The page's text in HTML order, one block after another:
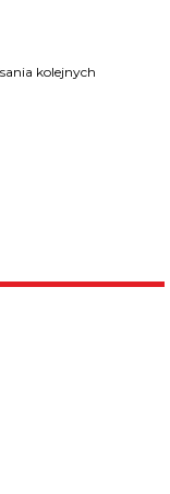
kolejnych